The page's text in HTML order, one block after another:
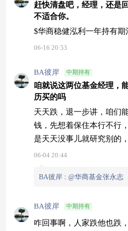
赶快清盘吧，经理，还是
不适合你。
$华商稳健泓利一年持有期
06-16 20:53
BA彼岸 中期持有
咱就说这两位基金经理，
历买的吗
天天跌，退一步讲，咱们
钱，先想着保住本行不行
是天天没事儿就研究别的
健泓利一年持有期混合A$
06-04 20:44
BA彼岸 : @华商基金张永志
BA彼岸 中期持有
咋回事啊，人家跌他也跌